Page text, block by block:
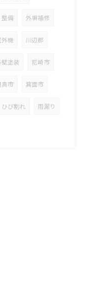
整備 外塀補修
機 川辺郡
壁塗装 尼崎市
真市 箕面市
ひび割れ 雨漏り